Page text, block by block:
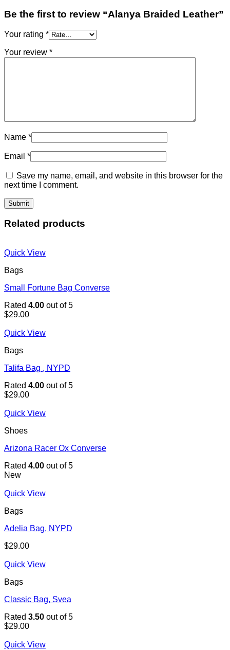
Be the first to review “Alanya Braided Leather”
Your rating *
Your review *
Name *
Email *
Save my name, email, and website in this browser for the
next time I comment.
Related products
Quick View
Bags
Small Fortune Bag Converse
Rated 4.00 out of 5
$29.00
Quick View
Bags
Talifa Bag , NYPD
Rated 4.00 out of 5
$29.00
Quick View
Shoes
Arizona Racer Ox Converse
Rated 4.00 out of 5
New
Quick View
Bags
Adelia Bag, NYPD
$29.00
Quick View
Bags
Classic Bag, Svea
Rated 3.50 out of 5
$29.00
Quick View